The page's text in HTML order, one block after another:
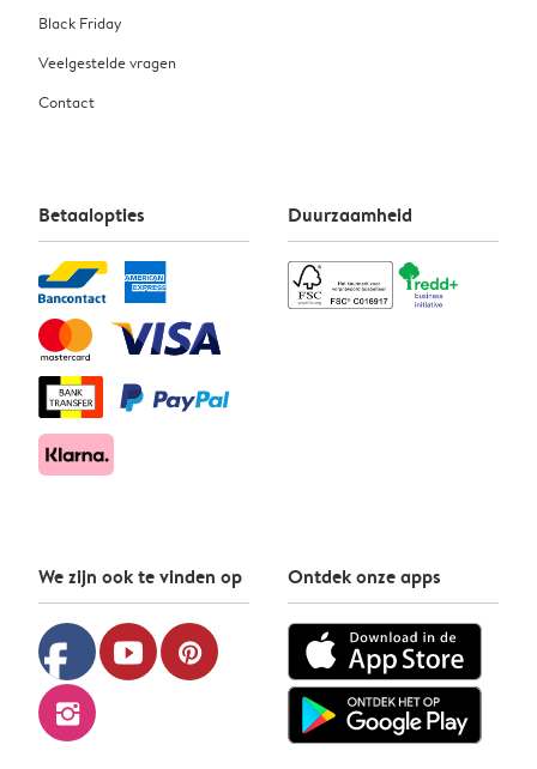
Black Friday
Veelgestelde vragen
Contact
Betaalopties Duurzaamheid
We zijn ook te vinden op
facebook youtube pinterest
instagram
Ontdek onze apps